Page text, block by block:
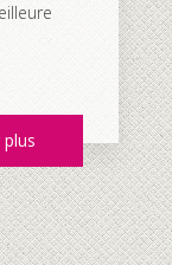
plus